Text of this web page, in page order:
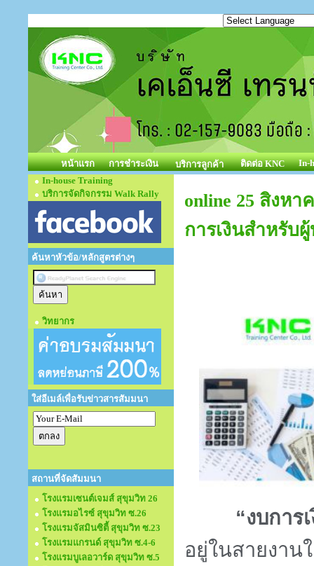
หน้าแรก การชำระเงิน บริการลูกค้า ติดต่อ KNC
In-
In-house Training
บริการจัดกิจกรรม Walk Rally
ค้นหาหัวข้อ/หลักสูตรต่างๆ
วิทยากร
ใส่อีเมล์เพื่อรับข่าวสารสัมมนา
สถานที่จัดสัมมนา
โรงแรมเซนต์เจมส์ สุขุมวิท 26
โรงแรมอไรซ์ สุขุมวิท ซ.26
โรงแรมจัสมินซิตี้ สุขุมวิท ซ.23
โรงแรมแกรนด์ สุขุมวิท ซ.4-6
โรงแรมบูเลอวาร์ด สุขุมวิท ซ.5
online 25 สิงห
การเงินสำหรับ
“งบการ
อยู่ในสายงาน